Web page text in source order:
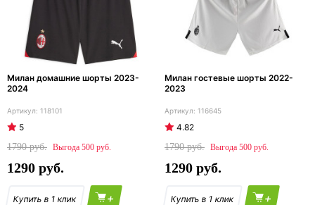
Милан домашние шорты 2023-
2024
118101
5
1790
500
1290
+
Милан гостевые шорты 2022-
2023
116645
4.82
1790
500
1290
+